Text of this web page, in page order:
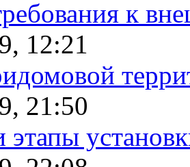
к
12:21
21:50
этапы